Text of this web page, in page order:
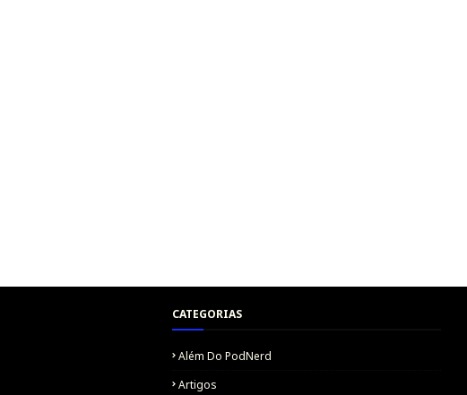
CATEGORIAS
Além Do PodNerd
Artigos